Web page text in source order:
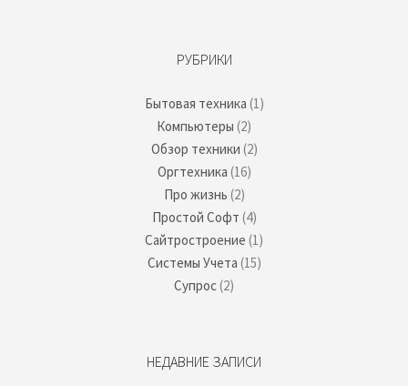
РУБРИКИ
Бытовая техника (1)
Компьютеры (2)
Обзор техники (2)
Оргтехника (16)
Про жизнь (2)
Простой Софт (4)
Сайтростроение (1)
Системы Учета (15)
Супрос(2)
НЕДАВНИЕ ЗАПИСИ